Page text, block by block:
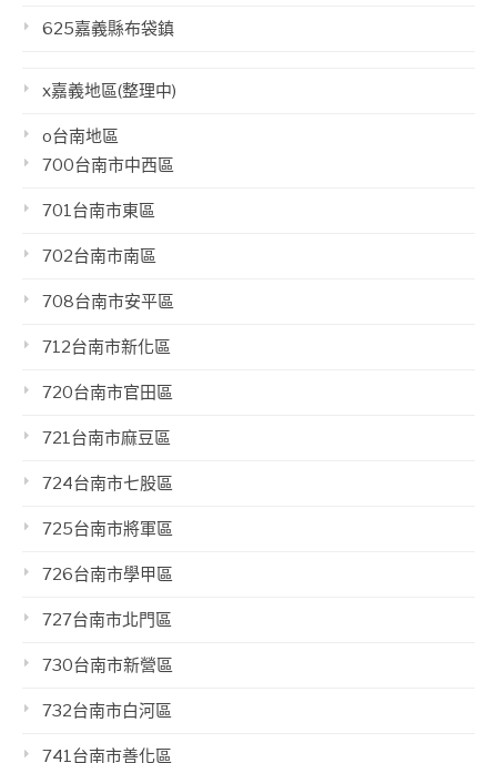
625嘉義縣布袋鎮
x嘉義地區(整理中)
o台南地區
700台南市中西區
701台南市東區
702台南市南區
708台南市安平區
712台南市新化區
720台南市官田區
721台南市麻豆區
724台南市七股區
725台南市將軍區
726台南市學甲區
727台南市北門區
730台南市新營區
732台南市白河區
741台南市善化區